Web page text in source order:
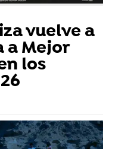
vuelve a
a Mejor
los